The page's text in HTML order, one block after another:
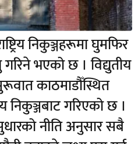
निकुञ्जहरूमा घुमफिर
गरिने भएको छ । विद्युतीय
काठमाडौँस्थित
निकुञ्जबाट गरिएको छ ।
नीति अनुसार सबै